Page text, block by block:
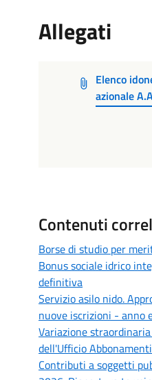
Allegati
Elenco
azionale
Contenuti
Borse di studio per
Bonus sociale idrico
definitiva
Servizio asilo nido.
nuove iscrizioni - anno
Variazione
dell'Ufficio
Contributi a soggetti